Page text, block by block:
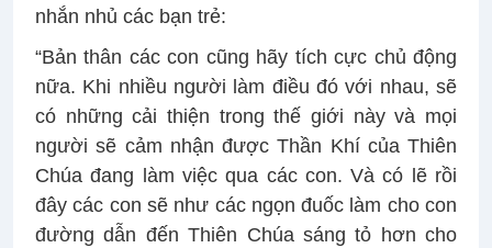
nhắn nhủ các bạn trẻ:
“Bản thân các con cũng hãy tích cực chủ động
nữa. Khi nhiều người làm điều đó với nhau, sẽ
có những cải thiện trong thế giới này và mọi
người sẽ cảm nhận được Thần Khí của Thiên
Chúa đang làm việc qua các con. Và có lẽ rồi
đây các con sẽ như các ngọn đuốc làm cho con
đường dẫn đến Thiên Chúa sáng tỏ hơn cho